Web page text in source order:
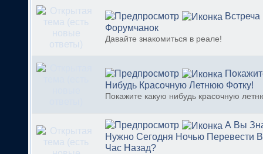
Встреча
Форумчанок
Давайте знакомиться в реале!
Нибудь Красочную Летнюю Фотку!
Покажите какую нибудь красочную
А Вы
Нужно Сегодня Ночью Перевести
Час Назад?